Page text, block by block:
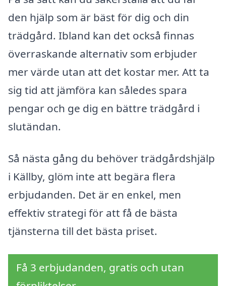
den hjälp som är bäst för dig och din
trädgård. Ibland kan det också finnas
överraskande alternativ som erbjuder
mer värde utan att det kostar mer. Att ta
sig tid att jämföra kan således spara
pengar och ge dig en bättre trädgård i
slutändan.
Så nästa gång du behöver trädgårdshjälp
i Källby, glöm inte att begära flera
erbjudanden. Det är en enkel, men
effektiv strategi för att få de bästa
tjänsterna till det bästa priset.
Få 3 erbjudanden, gratis och utan